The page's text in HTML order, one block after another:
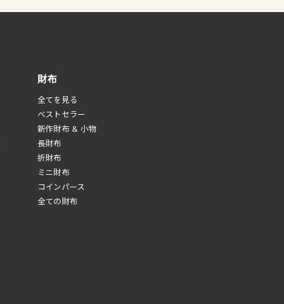
財布
全てを見る
べストセラー
新作財布 & 小物
長財布
折財布
ミニ財布
コインパース
全ての財布